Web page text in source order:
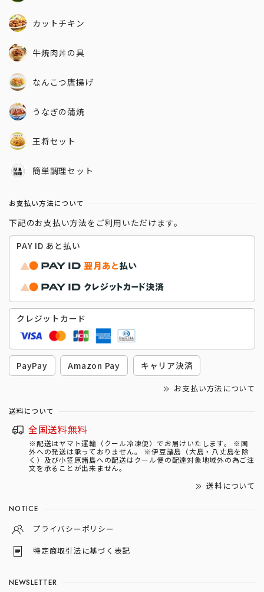
カットチキン
牛焼肉丼の具
なんこつ唐揚げ
うなぎの蒲焼
王将セット
簡単調理セット
お支払い方法について
下記のお支払い方法をご利用いただけます。
PAY ID あと払い
クレジットカード
PayPay Amazon Pay キャリア決済
お支払い方法について
送料について
全国送料無料
※配送はヤマト運輸（クール冷凍便）でお届けいたします。 ※国
外への発送は承っておりません。 ※伊豆諸島（大島・八丈島を除
く）及び小笠原諸島への配送はクール便の配達対象地域外の為ご注
文を承ることが出来ません。
送料について
NOTICE
プライバシーポリシー
特定商取引法に基づく表記
NEWSLETTER